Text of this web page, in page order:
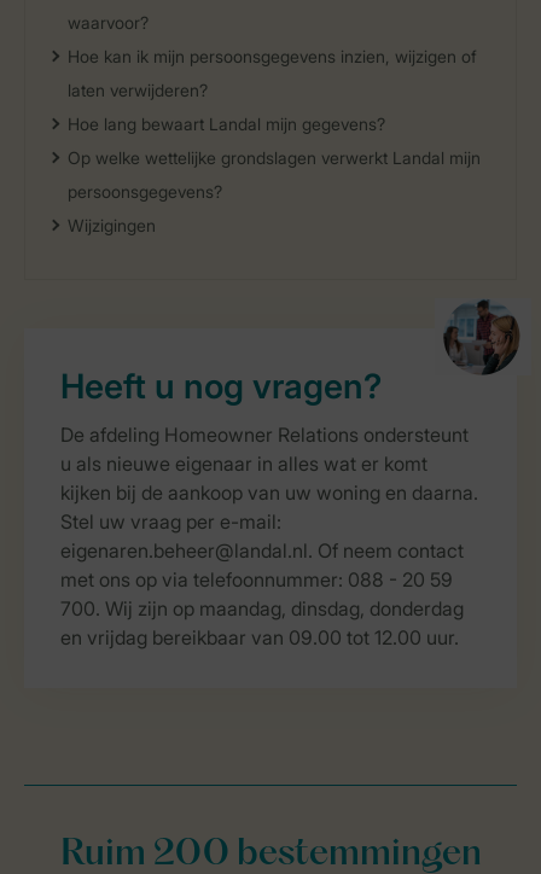
waarvoor?
Hoe kan ik mijn persoonsgegevens inzien, wijzigen of
laten verwijderen?
Hoe lang bewaart Landal mijn gegevens?
Op welke wettelijke grondslagen verwerkt Landal mijn
persoonsgegevens?
Wijzigingen
Heeft u nog vragen?
De afdeling Homeowner Relations ondersteunt
u als nieuwe eigenaar in alles wat er komt
kijken bij de aankoop van uw woning en daarna.
Stel uw vraag per e-mail:
eigenaren.beheer@landal.nl. Of neem contact
met ons op via telefoonnummer: 088 - 20 59
700. Wij zijn op maandag, dinsdag, donderdag
en vrijdag bereikbaar van 09.00 tot 12.00 uur.
Ruim 200 bestemmingen